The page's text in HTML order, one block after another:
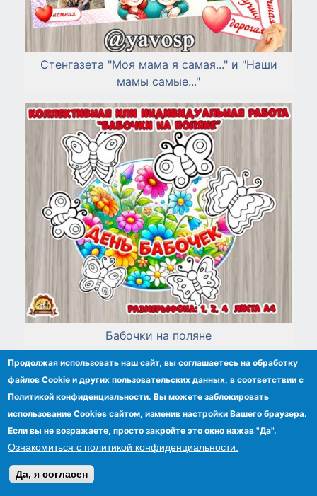
Стенгазета "Моя мама я самая..." и "Наши
мамы самые..."
Бабочки на поляне
Продолжая использовать наш сайт, вы соглашаетесь на обработку
файлов Сookie и других пользовательских данных, в соответствии с
Политикой конфиденциальности. Вы можете заблокировать
использование Cookies сайтом, изменив настройки Вашего браузера.
Если вы не возражаете, просто закройте это окно нажав "Да".
Ознакомиться с политикой конфиденциальности.
Да, я согласен